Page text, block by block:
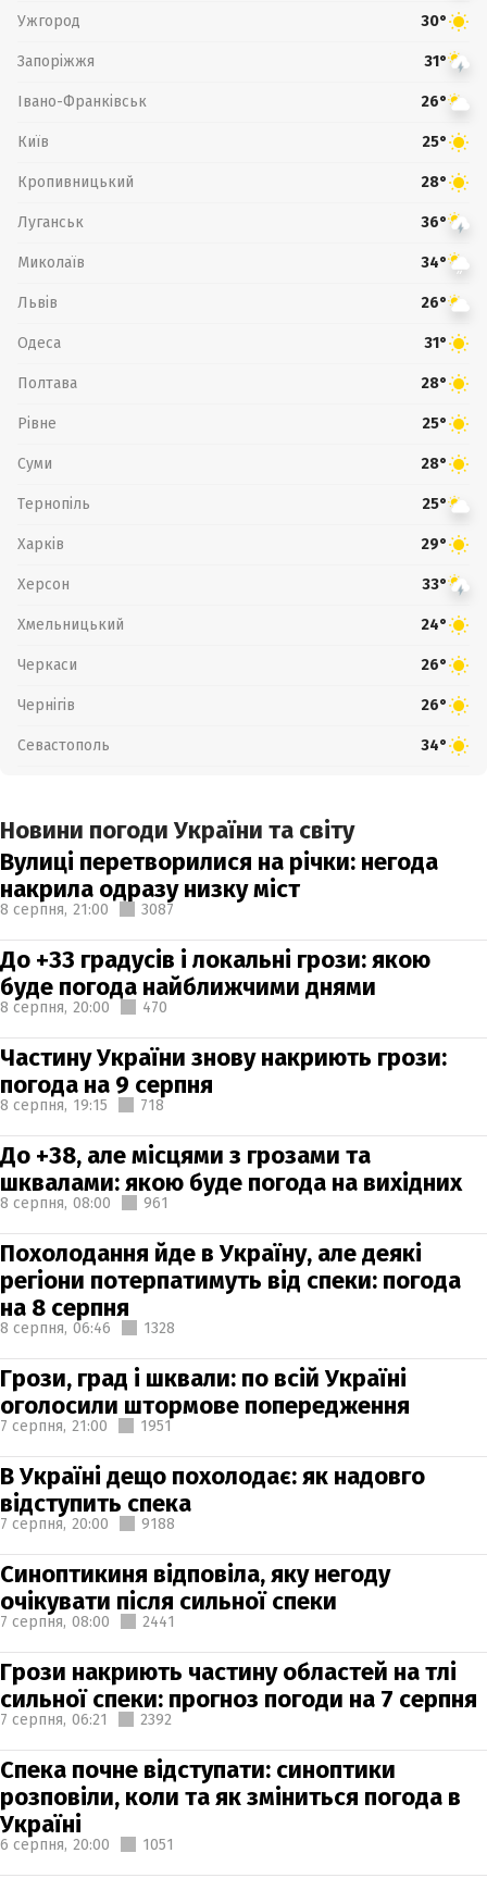
Ужгород 30°
Запоріжжя 31°
Івано-Франківськ 26°
Київ 25°
Кропивницький 28°
Луганськ 36°
Миколаїв 34°
Львів 26°
Одеса 31°
Полтава 28°
Рівне 25°
Суми 28°
Тернопіль 25°
Харків 29°
Херсон 33°
Хмельницький 24°
Черкаси 26°
Чернігів 26°
Севастополь 34°
Новини погоди України та світу
Вулиці перетворилися на річки: негода
накрила одразу низку міст
8 серпня, 21:00 3087
До +33 градусів і локальні грози: якою
буде погода найближчими днями
8 серпня, 20:00 470
Частину України знову накриють грози:
погода на 9 серпня
8 серпня, 19:15 718
До +38, але місцями з грозами та
шквалами: якою буде погода на вихідних
8 серпня, 08:00 961
Похолодання йде в Україну, але деякі
регіони потерпатимуть від спеки: погода
на 8 серпня
8 серпня, 06:46 1328
Грози, град і шквали: по всій Україні
оголосили штормове попередження
7 серпня, 21:00 1951
В Україні дещо похолодає: як надовго
відступить спека
7 серпня, 20:00 9188
Синоптикиня відповіла, яку негоду
очікувати після сильної спеки
7 серпня, 08:00 2441
Грози накриють частину областей на тлі
сильної спеки: прогноз погоди на 7 серпня
7 серпня, 06:21 2392
Спека почне відступати: синоптики
розповіли, коли та як зміниться погода в
Україні
6 серпня, 20:00 1051